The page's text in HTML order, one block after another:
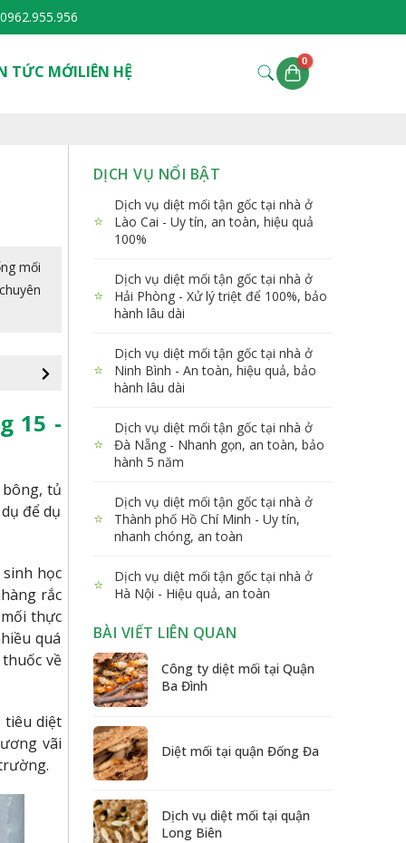
TỨC MỚILIÊN HỆ
mối
15 -
tủ
để dụ
học
rắc
thực
quá
về
tiêu diệt
vãi
DỊCH VỤ NỔI BẬT
⭐
Dịch vụ diệt mối tận gốc tại nhà ở
Lào Cai - Uy tín, an toàn, hiệu quả
100%
⭐
Dịch vụ diệt mối tận gốc tại nhà ở
Hải Phòng - Xử lý triệt để 100%, bảo
hành lâu dài
⭐
Dịch vụ diệt mối tận gốc tại nhà ở
Ninh Bình - An toàn, hiệu quả, bảo
hành lâu dài
⭐
Dịch vụ diệt mối tận gốc tại nhà ở
Đà Nẵng - Nhanh gọn, an toàn, bảo
hành 5 năm
⭐
Dịch vụ diệt mối tận gốc tại nhà ở
Thành phố Hồ Chí Minh - Uy tín,
nhanh chóng, an toàn
⭐
Dịch vụ diệt mối tận gốc tại nhà ở
Hà Nội - Hiệu quả, an toàn
BÀI VIẾT LIÊN QUAN
Công ty diệt mối tại Quận
Ba Đình
Diệt mối tại quận Đống Đa
Dịch vụ diệt mối tại quận
Long Biên